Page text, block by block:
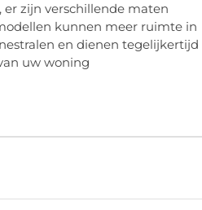
er zijn verschillende maten
kunnen meer ruimte in
en dienen tegelijkertijd
uw woning